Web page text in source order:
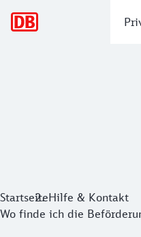
StartseiteHilfe & Kontakt
Wo finde ich die